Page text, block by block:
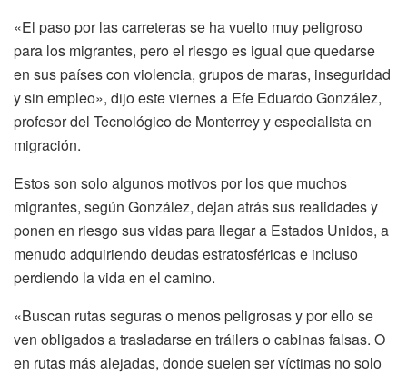
«El paso por las carreteras se ha vuelto muy peligroso
para los migrantes, pero el riesgo es igual que quedarse
en sus países con violencia, grupos de maras, inseguridad
y sin empleo», dijo este viernes a Efe Eduardo González,
profesor del Tecnológico de Monterrey y especialista en
migración.
Estos son solo algunos motivos por los que muchos
migrantes, según González, dejan atrás sus realidades y
ponen en riesgo sus vidas para llegar a Estados Unidos, a
menudo adquiriendo deudas estratosféricas e incluso
perdiendo la vida en el camino.
«Buscan rutas seguras o menos peligrosas y por ello se
ven obligados a trasladarse en tráilers o cabinas falsas. O
en rutas más alejadas, donde suelen ser víctimas no solo